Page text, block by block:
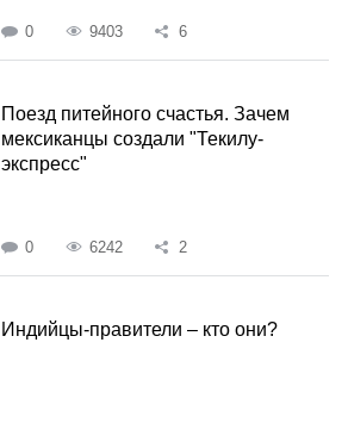
0 9403 6
Поезд питейного счастья. Зачем
мексиканцы создали "Текилу-
экспресс"
0 6242 2
Индийцы-правители – кто они?